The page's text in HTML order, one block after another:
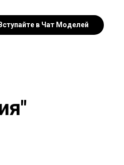
Вступайте в Чат Моделей